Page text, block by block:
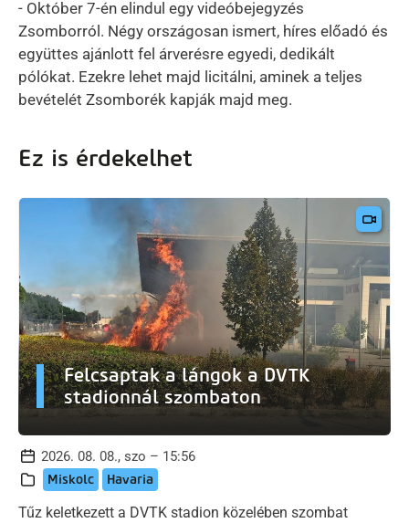
- Október 7-én elindul egy videóbejegyzés
Zsomborról. Négy országosan ismert, híres előadó és
együttes ajánlott fel árverésre egyedi, dedikált
pólókat. Ezekre lehet majd licitálni, aminek a teljes
bevételét Zsomborék kapják majd meg.
Ez is érdekelhet
Felcsaptak a lángok a DVTK
stadionnál szombaton
2026. 08. 08., szo – 15:56
Miskolc Havaria
Tűz keletkezett a DVTK stadion közelében szombat